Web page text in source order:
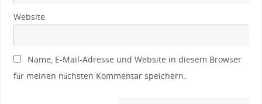
Website
Name, E-Mail-Adresse und Website in diesem Browser
für meinen nächsten Kommentar speichern.